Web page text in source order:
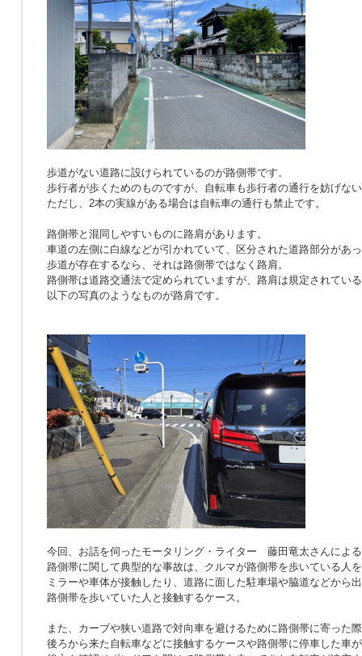
歩道がない道路に設けられているのが路側帯です。
歩行者が歩くためのものですが、自転車も歩行者の通行を妨げな
ただし、2本の実線がある場合は自転車の通行も禁止です。
路側帯と混同しやすいものに路肩があります。
車道の左側に白線などが引かれていて、区分された道路部分があ
歩道が存在するなら、それは路側帯ではなく路肩。
路側帯は道路交通法で定められていますが、路肩は規定されてい
以下の写真のようなものが路肩です。
今回、お話を伺ったモータリング・ライター 藤田竜太さんによ
路側帯に関して典型的な事故は、クルマが路側帯を歩いている人
ミラーや車体が接触したり、道路に面した駐車場や脇道などから
路側帯を歩いていた人と接触するケース。
また、カーブや狭い道路で対向車を避けるために路側帯に寄った
後ろから来た自転車などに接触するケースや路側帯に停車した車